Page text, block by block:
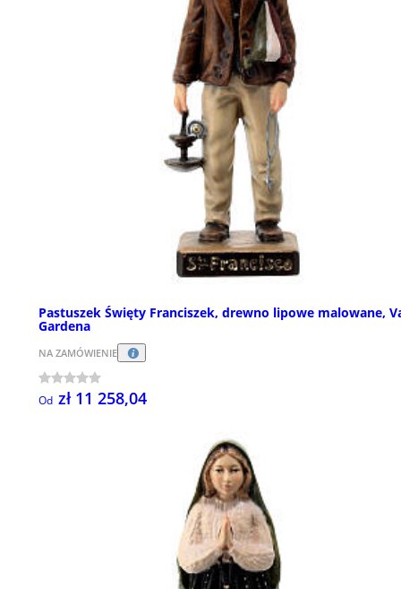
Pastuszek Święty Franciszek, drewno lipowe malowane,
Gardena
NA ZAMÓWIENIE
Od zł 11 258,04